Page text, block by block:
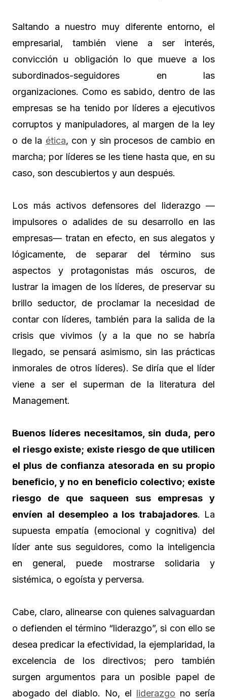
Saltando a nuestro muy diferente entorno, el
empresarial, también viene a ser interés,
convicción u obligación lo que mueve a los
subordinados-seguidores en las
organizaciones. Como es sabido, dentro de las
empresas se ha tenido por líderes a ejecutivos
corruptos y manipuladores, al margen de la ley
o de la ética, con y sin procesos de cambio en
marcha; por líderes se les tiene hasta que, en su
caso, son descubiertos y aun después.
Los más activos defensores del liderazgo —
impulsores o adalides de su desarrollo en las
empresas— tratan en efecto, en sus alegatos y
lógicamente, de separar del término sus
aspectos y protagonistas más oscuros, de
lustrar la imagen de los líderes, de preservar su
brillo seductor, de proclamar la necesidad de
contar con líderes, también para la salida de la
crisis que vivimos (y a la que no se habría
llegado, se pensará asimismo, sin las prácticas
inmorales de otros líderes). Se diría que el líder
viene a ser el superman de la literatura del
Management.
Buenos líderes necesitamos, sin duda, pero
el riesgo existe; existe riesgo de que utilicen
el plus de confianza atesorada en su propio
beneficio, y no en beneficio colectivo; existe
riesgo de que saqueen sus empresas y
envíen al desempleo a los trabajadores. La
supuesta empatía (emocional y cognitiva) del
líder ante sus seguidores, como la inteligencia
en general, puede mostrarse solidaria y
sistémica, o egoísta y perversa.
Cabe, claro, alinearse con quienes salvaguardan
o defienden el término “liderazgo”, si con ello se
desea predicar la efectividad, la ejemplaridad, la
excelencia de los directivos; pero también
surgen argumentos para un posible papel de
abogado del diablo. No, el liderazgo no sería